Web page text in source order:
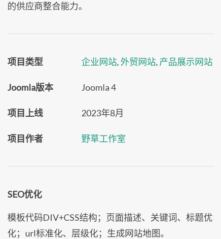
的供应商整合能力。
项目类型 企业网站,外贸网站, 产品展示网站
Joomla版本 Joomla 4
项目上线 2023年8月
项目作者 野草工作室
SEO优化
模板代码DIV+CSS结构；页面描述、关键词、标题优
化；url标准化、层级化；生成网站地图。